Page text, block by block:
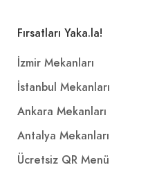
Fırsatları Yaka.la!
İzmir Mekanları
İstanbul Mekanları
Ankara Mekanları
Antalya Mekanları
Ücretsiz QR Menü